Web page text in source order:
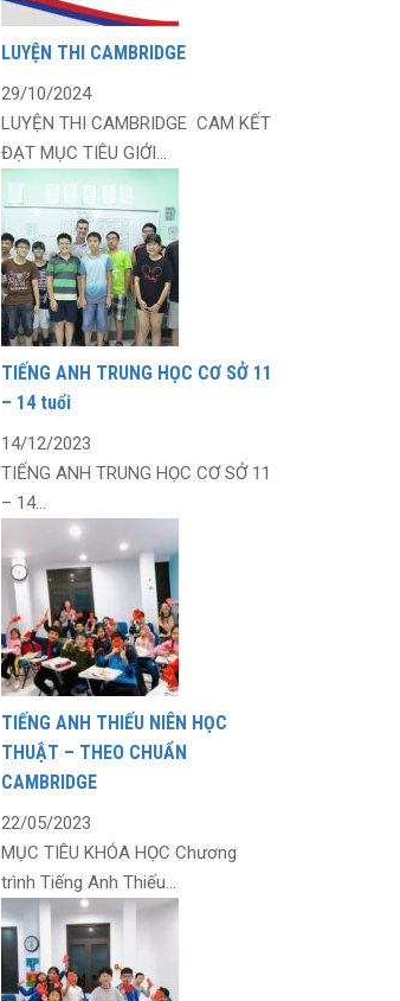
LUYỆN THI CAMBRIDGE
29/10/2024
LUYỆN THI CAMBRIDGE CAM KẾT
ĐẠT MỤC TIÊU GIỚI...
TIẾNG ANH TRUNG HỌC CƠ SỞ 11
– 14 tuổi
14/12/2023
TIẾNG ANH TRUNG HỌC CƠ SỞ 11
– 14...
TIẾNG ANH THIẾU NIÊN HỌC
THUẬT – THEO CHUẨN
CAMBRIDGE
22/05/2023
MỤC TIÊU KHÓA HỌC Chương
trình Tiếng Anh Thiếu...